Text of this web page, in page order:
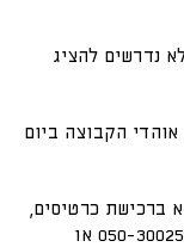
נדרשים להציג
הקבוצה ביום
ברכישת כרטיסים,
יכולים לפנות בהודעת וואטסאפ למספר 050-3002526 או